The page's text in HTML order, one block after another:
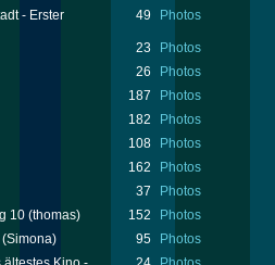
- Erster
49 Photos
23
Photos
26
Photos
187
Photos
182
Photos
108
Photos
162
Photos
37
Photos
10 (thomas) 152
Photos
(Simona) 95
Photos